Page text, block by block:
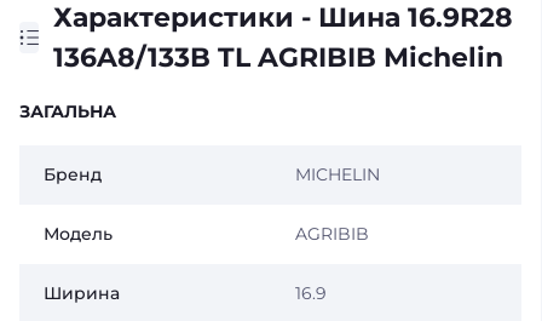
Характеристики - Шина 16.9R28
136A8/133B TL AGRIBIB Michelin
ЗАГАЛЬНА
Бренд MICHELIN
Модель AGRIBIB
Ширина 16.9